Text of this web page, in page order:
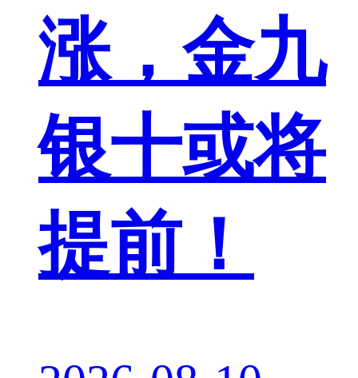
涨，金九
银十或将
提前！